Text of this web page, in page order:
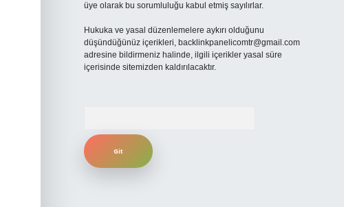
üye olarak bu sorumluluğu kabul etmiş sayılırlar.
Hukuka ve yasal düzenlemelere aykırı olduğunu
düşündüğünüz içerikleri, backlinkpanelicomtr@gmail.com
adresine bildirmeniz halinde, ilgili içerikler yasal süre
içerisinde sitemizden kaldırılacaktır.